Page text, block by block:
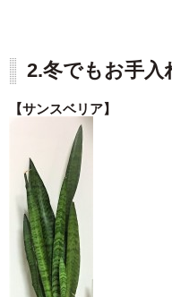
2.冬でもお手入
【サンスベリア】